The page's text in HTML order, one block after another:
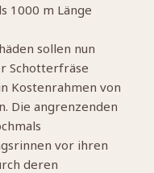
1000 m Länge
sollen nun
Schotterfräse
Kostenrahmen von
Die angrenzenden
vor ihren
deren